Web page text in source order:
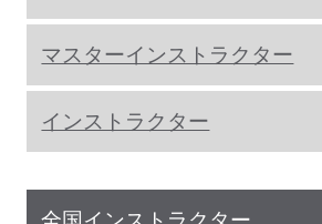
マスターインストラクター
インストラクター